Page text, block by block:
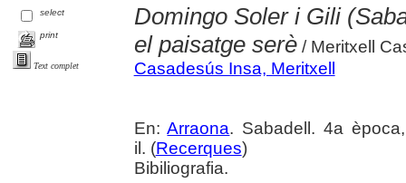
select
print
Text complet
Domingo Soler i Gili
el paisatge serè/ Meritxell
Casadesús Insa, Meritxell
En:Arraona. Sabadell. 4a
il. (Recerques)
Bibiliografia.